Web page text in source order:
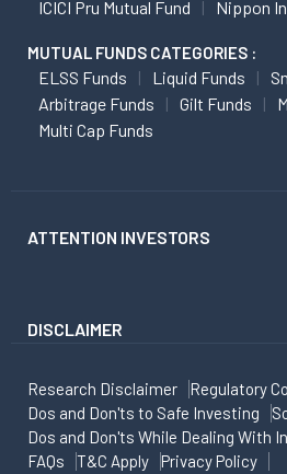
ICICI Pru Mutual Fund
Nippon
MUTUAL FUNDS CATEGORIES :
ELSS Funds Liquid Funds
Arbitrage Funds
Gilt Funds
Multi Cap Funds
ATTENTION INVESTORS
DISCLAIMER
Research Disclaimer
Regulatory
Dos and Don'ts to Safe Investing
Dos and Don'ts While Dealing With
FAQs
T&C Apply Privacy Policy